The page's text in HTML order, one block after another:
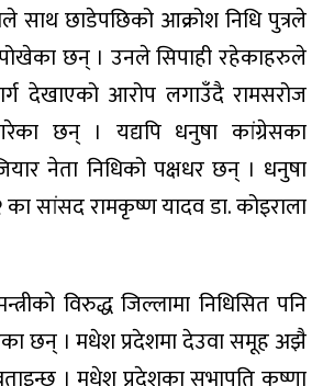
साथ छाडेपछिको आक्रोश निधि पुत्रले
छन् । उनले सिपाही रहेकाहरुले
देखाएको आरोप लगाउँदै रामसरोज
छन् । यद्यपि धनुषा कांग्रेसका
नेता निधिको पक्षधर छन् । धनुषा
२ का सांसद रामकृष्ण यादव डा. कोइराला
विरुद्ध जिल्लामा निधिसित पनि
छन् । मधेश प्रदेशमा देउवा समूह अझै